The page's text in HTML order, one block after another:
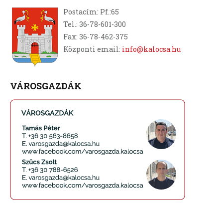
Postacím: Pf.:65
Tel.: 36-78-601-300
Fax: 36-78-462-375
Központi email: info@kalocsa.hu
VÁROSGAZDÁK